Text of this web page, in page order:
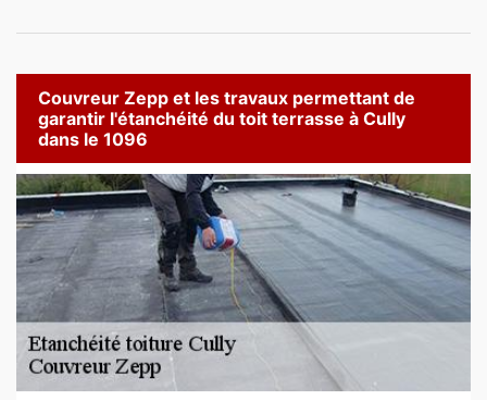
Couvreur Zepp et les travaux permettant de
garantir l'étanchéité du toit terrasse à Cully
dans le 1096